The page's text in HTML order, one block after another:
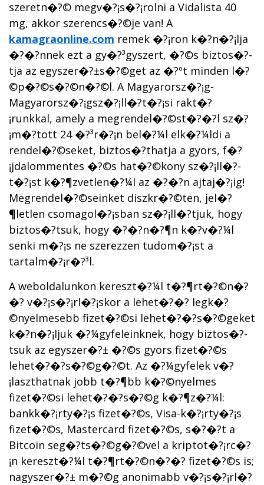
szeretn�?© megv�?¡s�?¡rolni a Vidalista 40
mg, akkor szerencs�?©je van! A
kamagraonline.com remek �?¡ron k�?­n�?¡lja
�?�?nnek ezt a gy�?³gyszert, �?©s biztos�?­
tja az egyszer�?±s�?©get az �?ºt minden l�?
©p�?©s�?©n�?©l. A Magyarorsz�?¡g-
Magyarorsz�?¡gsz�?¡ll�?­t�?¡si rakt�?
¡runkkal, amely a megrendel�?©st�?�?l sz�?
¡m�?­tott 24 �?³r�?¡n bel�?¼l elk�?¼ldi a
rendel�?©seket, biztos�?­thatja a gyors, f�?
¡jdalommentes �?©s hat�?©kony sz�?¡ll�?­
t�?¡st k�?¶zvetlen�?¼l az �?�?n ajtaj�?¡ig!
Megrendel�?©seinket diszkr�?©ten, jel�?
¶letlen csomagol�?¡sban sz�?¡ll�?­tjuk, hogy
biztos�?­tsuk, hogy �?�?n�?¶n k�?­v�?¼l
senki m�?¡s ne szerezzen tudom�?¡st a
tartalm�?¡r�?³l.
A weboldalunkon kereszt�?¼l t�?¶rt�?©n�?
�? v�?¡s�?¡rl�?¡skor a lehet�?�? legk�?
©nyelmesebb fizet�?©si lehet�?�?s�?©geket
k�?­n�?¡ljuk �?¼gyfeleinknek, hogy biztos�?­
tsuk az egyszer�?± �?©s gyors fizet�?©s
lehet�?�?s�?©g�?©t. Az �?¼gyfelek v�?
¡laszthatnak jobb t�?¶bb k�?©nyelmes
fizet�?©si lehet�?�?s�?©g k�?¶z�?¼l:
bankk�?¡rty�?¡s fizet�?©s, Visa-k�?¡rty�?¡s
fizet�?©s, Mastercard fizet�?©s, s�?�?t a
Bitcoin seg�?­ts�?©g�?©vel a kriptot�?¡rc�?
¡n kereszt�?¼l t�?¶rt�?©n�?�? fizet�?©s is;
nagyszer�?± m�?©g anonimabb v�?¡s�?¡rl�?